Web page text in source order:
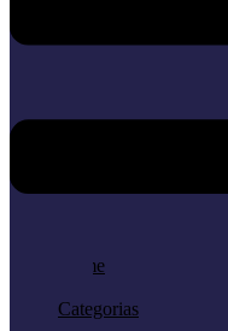
Home
Categorias